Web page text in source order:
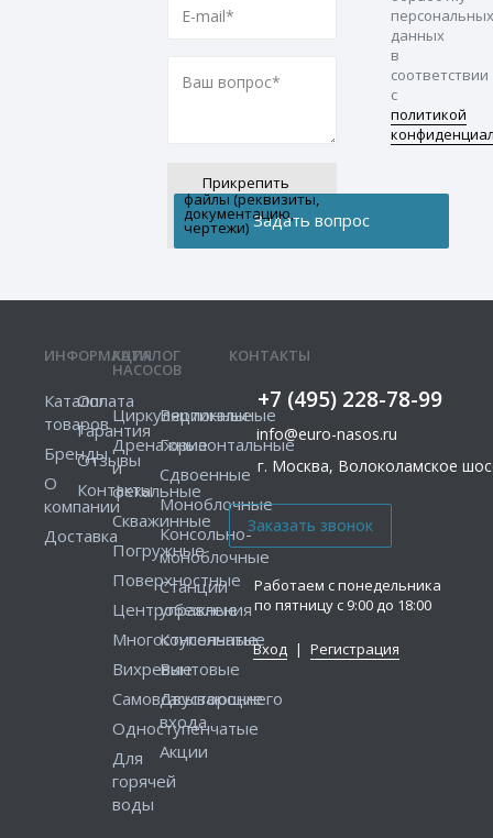
Прикрепить
файлы (реквизиты,
документацию,
чертежи)
персональных
данных
в
соответствии
с
политикой
КОНТАКТЫ
+7 (495) 228-78-99
info@euro-nasos.ru
г. Москва, Волоколамское
Работаем с понедельника
по пятницу с 9:00 до 18:00
Вход | Регистрация
ИНФОРМАЦИЯ
Каталог
товаров
Бренды
О
компании
Доставка
Оплата
Гарантия
Отзывы
Контакты
КАТАЛОГ
НАСОСОВ
Циркуляционные
Дренажные
и
фекальные
Скважинные
Погружные
Поверхностные
Центробежные
Многоступенчатые
Вихревые
Самовсасывающие
Одноступенчатые
Для
горячей
воды
Вертикальные
Горизонтальные
Сдвоенные
Моноблочные
Консольно-
моноблочные
Станции
управления
Консольные
Винтовые
Двустороннего
входа
Акции